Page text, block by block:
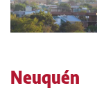
Neuquén